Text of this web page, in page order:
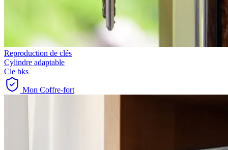
Reproduction de clés
Cylindre adaptable
Cle bks
Mon Coffre-fort